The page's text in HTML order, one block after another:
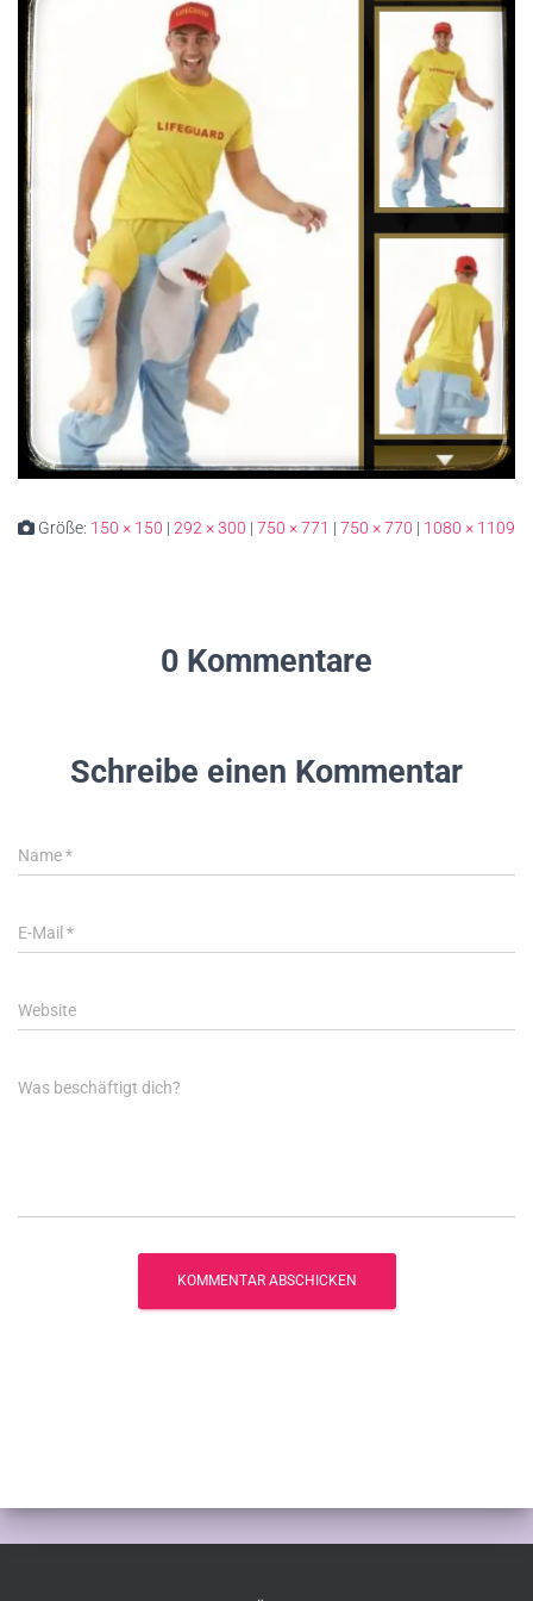
Größe: 150 × 150 | 292 × 300 | 750 × 771 | 750 × 770 | 1080 × 1109
0 Kommentare
Schreibe einen Kommentar
Name*
E-Mail *
Website
Was beschäftigt dich?